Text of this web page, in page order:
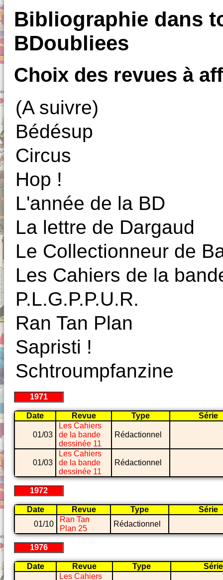
Bibliographie dans
BDoubliees
Choix des revues à
(A suivre)
Bédésup
Circus
Hop !
L'année de la BD
La lettre de Dargaud
Le Collectionneur de
Les Cahiers de la
P.L.G.P.P.U.R.
Ran Tan Plan
Sapristi !
Schtroumpfanzine
1971
Date Revue Type Série
01/03
Les Cahiers
de la bande
dessinée 11
Rédactionnel
01/03
Les Cahiers
de la bande
dessinée 11
Rédactionnel
1972
Date Revue Type
Série
01/10
Ran Tan
Plan 25
Rédactionnel
1976
Date Revue Type Série
Les Cahiers